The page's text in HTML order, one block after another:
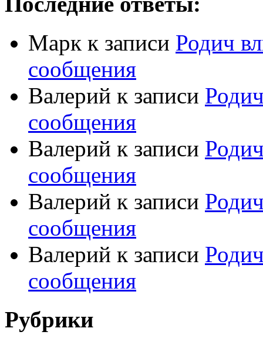
Марк к записи Родич
сообщения
Валерий к записи
сообщения
Валерий к записи
сообщения
Валерий к записи
сообщения
Валерий к записи
сообщения
Рубрики